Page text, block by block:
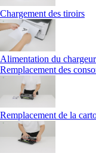
Chargement des tiroirs
Alimentation du
Remplacement des
Remplacement de la